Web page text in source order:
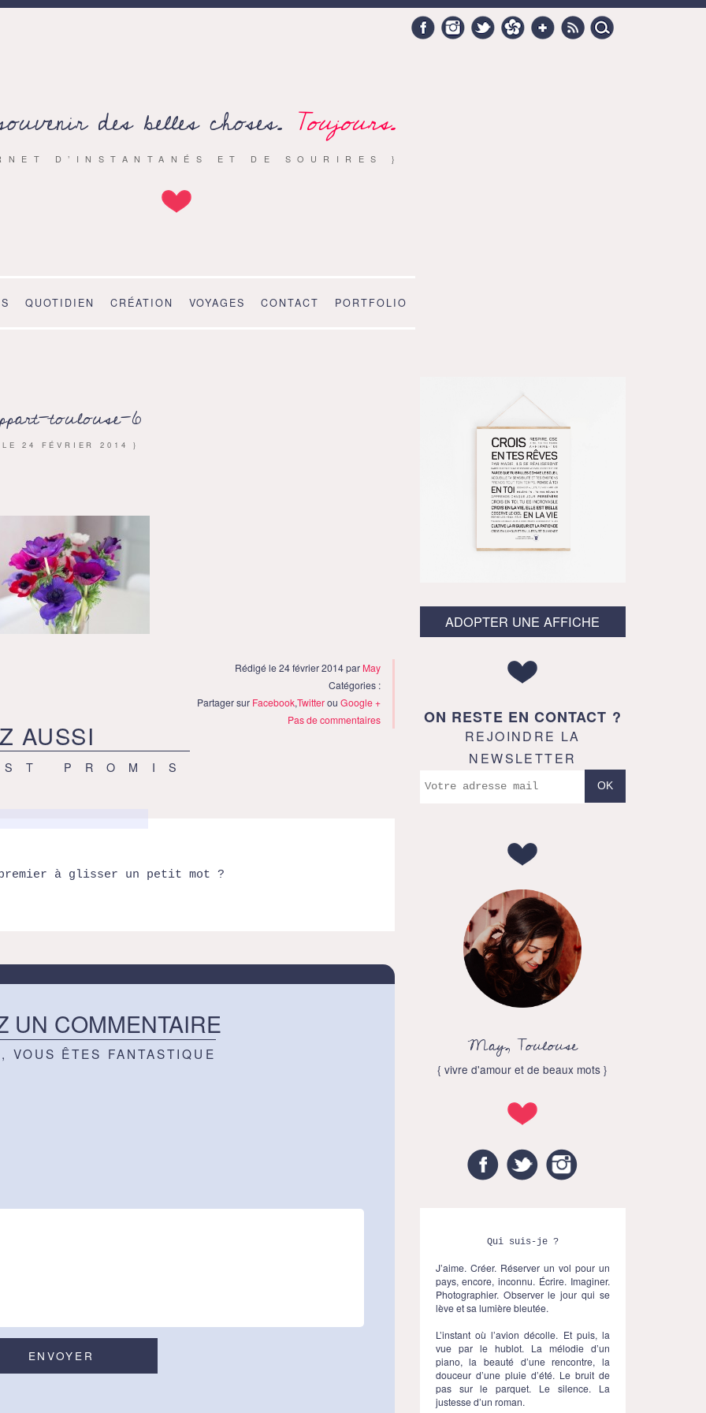
Search
for:
FacebookInstagramTwitter HellocotonGoogle +
RSS
des belles choses. Toujours.
D’INSTANTANÉS ET DE SOURIRES }
QUOTIDIEN CRÉATION VOYAGES CONTACT PORTFOLIO
toulouse-6
LE24 FÉVRIER 2014 }
Rédigé le 24 février 2014 par May
Catégories :
Partager sur Facebook,TwitterouGoogle +
Pas de commentaires
AUSSI
PROMIS
à glisser un petit mot ?
UN COMMENTAIRE
VOUS ÊTES FANTASTIQUE
ADOPTER UNE AFFICHE
ON RESTE EN CONTACT ?
REJOINDRE LA
NEWSLETTER
May, Toulouse
{ vivre d'amour et de beaux mots }
FacebookTwitter
Qui suis-je ?
J’aime. Créer. Réserver un vol pour un
pays, encore, inconnu. Écrire. Imaginer.
Photographier. Observer le jour qui se
lève et sa lumière bleutée.
L’instant où l’avion décolle. Et puis, la
vue par le hublot. La mélodie d’un
piano, la beauté d’une rencontre, la
douceur d’une pluie d’été. Le bruit de
pas sur le parquet. Le silence. La
justesse d’un roman.